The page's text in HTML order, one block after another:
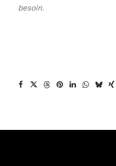
besoin.